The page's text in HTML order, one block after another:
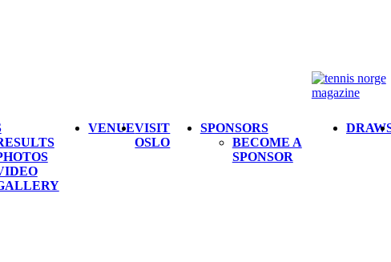
VENUEVISIT
OSLO
SPONSORS
BECOME A
SPONSOR